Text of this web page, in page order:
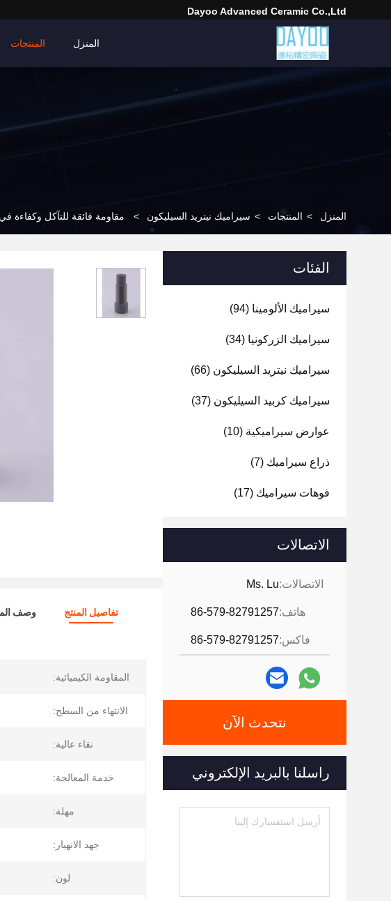
Dayoo Advanced Ceramic Co.,Ltd
المنزل المنتجات
المنزل > المنتجات > سيراميك نيتريد السيليكون > مقاومة فائقة للتآكل وكفاءة
الفئات
سيراميك الألومينا (94)
سيراميك الزركونيا (34)
سيراميك نيتريد السيليكون (66)
سيراميك كربيد السيليكون (37)
عوارض سيراميكية (10)
ذراع سيراميك (7)
فوهات سيراميك (17)
الاتصالات
الاتصالات:Ms. Lu
هاتف:86-579-82791257
فاكس:86-579-82791257
نتحدث الآن
راسلنا بالبريد الإلكتروني
تفاصيل المنتج وصف
المقاومة الكيميائية:
الانتهاء من السطح:
نقاء عالية:
خدمة المعالجة:
مهلة:
جهد الانهيار:
لون: